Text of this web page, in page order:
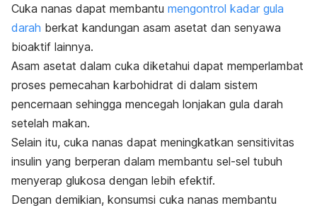
Cuka nanas dapat membantu mengontrol kadar gula
darah berkat kandungan asam asetat dan senyawa
bioaktif lainnya.
Asam asetat dalam cuka diketahui dapat memperlambat
proses pemecahan karbohidrat di dalam sistem
pencernaan sehingga mencegah lonjakan gula darah
setelah makan.
Selain itu, cuka nanas dapat meningkatkan sensitivitas
insulin yang berperan dalam membantu sel-sel tubuh
menyerap glukosa dengan lebih efektif.
Dengan demikian, konsumsi cuka nanas membantu